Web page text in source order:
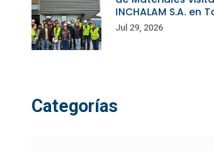
INCHALAM S.A. en
Jul 29, 2026
Categorías